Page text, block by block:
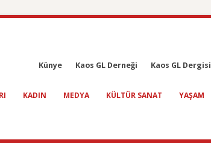
Künye Kaos GL Derneği Kaos GL Dergisi
KADIN MEDYA KÜLTÜR SANAT YAŞAM